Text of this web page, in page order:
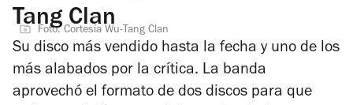
Tang Clan
Foto: Cortesía Wu-Tang Clan
Su disco más vendido hasta la fecha y uno de los
más alabados por la crítica. La banda
aprovechó el formato de dos discos para que